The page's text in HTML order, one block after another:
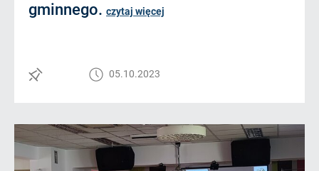
gminnego. czytaj więcej
05.10.2023